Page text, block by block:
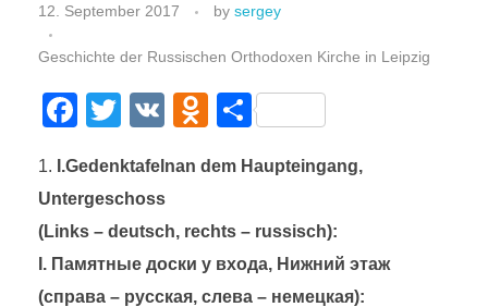
Fotos
ITALIANO
УКРАЇНСЬКА
12. September 2017 by sergey
Geschichte der Russischen Orthodoxen Kirche in Leipzig
F
c
e
b
o
T
tt
er
V
O
n
o
kl
a
T
e
.Gedenktafelnan dem Haupteingang,
Untergeschoss
(Links – deutsch, rechts – russisch):
. Памятные доски у входа, Нижний этаж
(справа – русская, слева – немецкая):